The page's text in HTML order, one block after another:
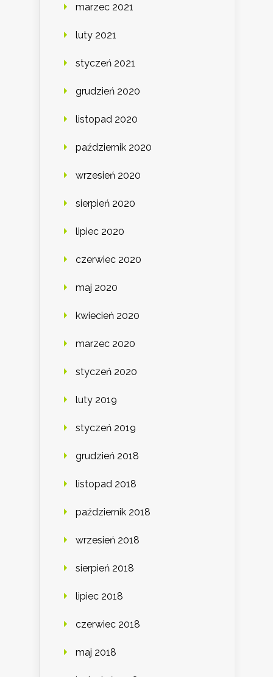
marzec 2021
luty 2021
styczeń 2021
grudzień 2020
listopad 2020
październik 2020
wrzesień 2020
sierpień 2020
lipiec 2020
czerwiec 2020
maj 2020
kwiecień 2020
marzec 2020
styczeń 2020
luty 2019
styczeń 2019
grudzień 2018
listopad 2018
październik 2018
wrzesień 2018
sierpień 2018
lipiec 2018
czerwiec 2018
maj 2018